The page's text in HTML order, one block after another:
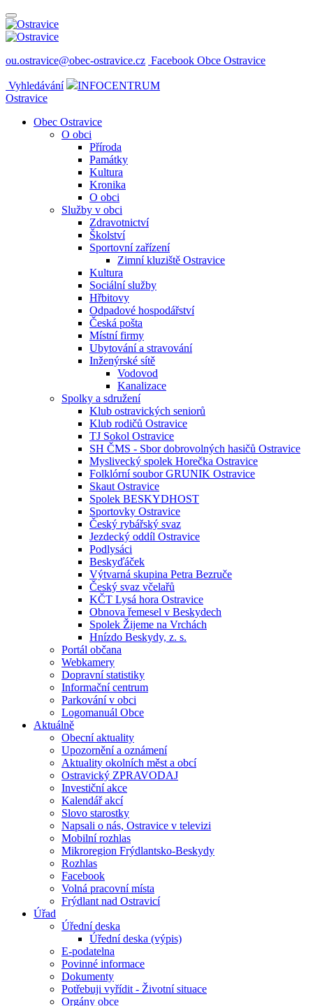
ou.ostravice@obec-ostravice.cz Facebook Obce Ostravice
Vyhledávání
INFOCENTRUM
Ostravice
Obec Ostravice
O obci
Příroda
Památky
Kultura
Kronika
O obci
Služby v obci
Zdravotnictví
Školství
Sportovní zařízení
Zimní kluziště Ostravice
Kultura
Sociální služby
Hřbitovy
Odpadové hospodářství
Česká pošta
Místní firmy
Ubytování a stravování
Inženýrské sítě
Vodovod
Kanalizace
Spolky a sdružení
Klub ostravických seniorů
Klub rodičů Ostravice
TJ Sokol Ostravice
SH ČMS - Sbor dobrovolných hasičů Ostravice
Myslivecký spolek Horečka Ostravice
Folklórní soubor GRUNIK Ostravice
Skaut Ostravice
Spolek BESKYDHOST
Sportovky Ostravice
Český rybářský svaz
Jezdecký oddíl Ostravice
Podlysáci
Beskyďáček
Výtvarná skupina Petra Bezruče
Český svaz včelařů
KČT Lysá hora Ostravice
Obnova řemesel v Beskydech
Spolek Žijeme na Vrchách
Hnízdo Beskydy, z. s.
Portál občana
Webkamery
Dopravní statistiky
Informační centrum
Parkování v obci
Logomanuál Obce
Aktuálně
Obecní aktuality
Upozornění a oznámení
Aktuality okolních měst a obcí
Ostravický ZPRAVODAJ
Investiční akce
Kalendář akcí
Slovo starostky
Napsali o nás, Ostravice v televizi
Mobilní rozhlas
Mikroregion Frýdlantsko-Beskydy
Rozhlas
Facebook
Volná pracovní místa
Frýdlant nad Ostravicí
Úřad
Úřední deska
Úřední deska (výpis)
E-podatelna
Povinné informace
Dokumenty
Potřebuji vyřídit - Životní situace
Orgány obce